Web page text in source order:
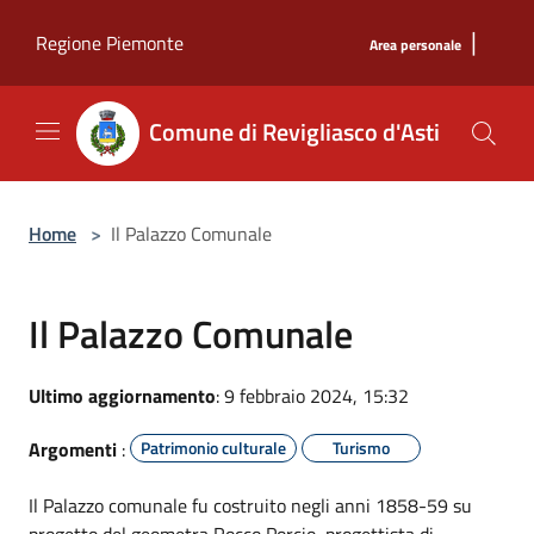
Regione Piemonte
Area personale |
Comune di Revigliasco d'Asti
Home > Il Palazzo Comunale
Il Palazzo Comunale
Ultimo aggiornamento: 9 febbraio 2024, 15:32
Argomenti : Patrimonio culturale Turismo
Il Palazzo comunale fu costruito negli anni 1858-59 su